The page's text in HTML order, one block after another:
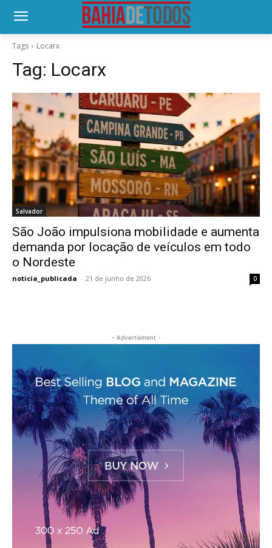
Tags Locarx
Tag: Locarx
Salvador
São João impulsiona mobilidade e aumenta
demanda por locação de veículos em todo
o Nordeste
noticia_publicada - 21 de junho de 2026 0
- Advertisment -